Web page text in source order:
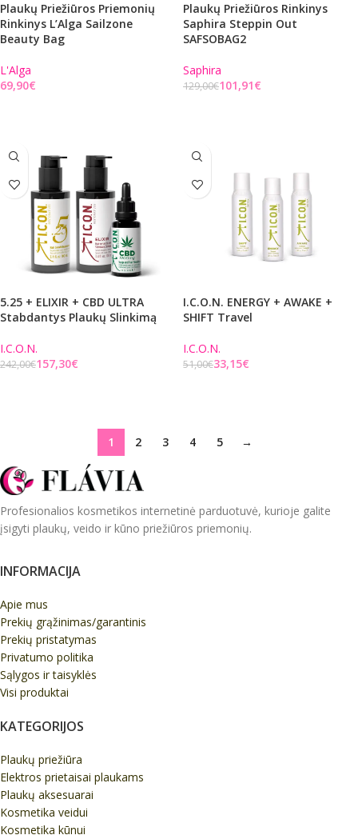
Plaukų Priežiūros Priemonių
Rinkinys L’Alga Sailzone
Beauty Bag
L'Alga
€
Plaukų Priežiūros Rinkinys
Saphira Steppin Out
SAFSOBAG2
Saphira
129,00€101,91€
5.25 + ELIXIR + CBD ULTRA
Stabdantys Plaukų Slinkimą
I.C.O.N.
242,00€157,30€
I.C.O.N. ENERGY + AWAKE +
SHIFT Travel
I.C.O.N.
51,00€33,15€
1 2 3 4 5 →
Profesionalios kosmetikos internetinė parduotuvė, kurioje galite
įsigyti plaukų, veido ir kūno priežiūros priemonių.
INFORMACIJA
Apie mus
Prekių grąžinimas/garantinis
Prekių pristatymas
Privatumo politika
Sąlygos ir taisyklės
Visi produktai
KATEGORIJOS
Plaukų priežiūra
Elektros prietaisai plaukams
Plaukų aksesuarai
Kosmetika veidui
Kosmetika kūnui